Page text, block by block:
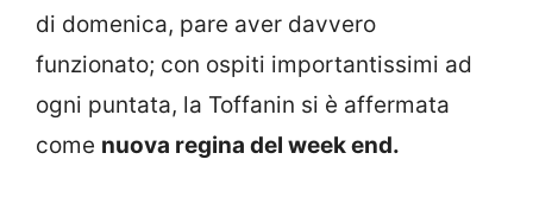
di domenica, pare aver davvero
funzionato; con ospiti importantissimi ad
ogni puntata, la Toffanin si è affermata
come nuova regina del week end.